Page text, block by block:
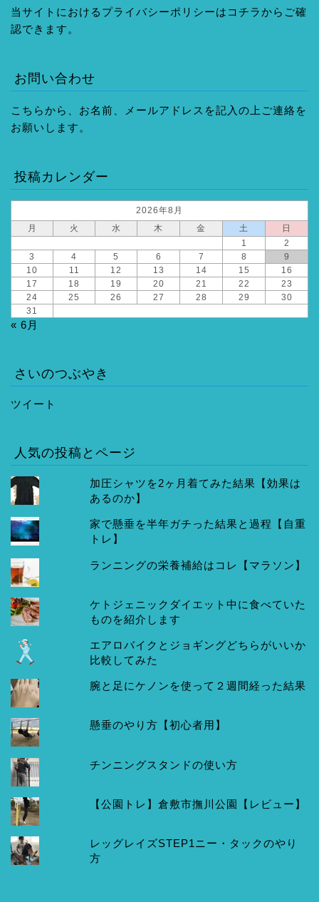
当サイトにおけるプライバシーポリシーはコチラからご確
認できます。
お問い合わせ
こちらから、お名前、メールアドレスを記入の上ご連絡を
お願いします。
投稿カレンダー
2026年8月
月
火 水 木 金 土
日
1
2
3
4 5 6 7 8
9
10
11 12 13 14 15
16
17
18 19 20 21 22
23
24
25 26 27 28 29
30
31
« 6月
さいのつぶやき
ツイート
人気の投稿とページ
加圧シャツを2ヶ月着てみた結果【効果は
あるのか】
家で懸垂を半年ガチった結果と過程【自重
トレ】
ランニングの栄養補給はコレ【マラソン】
ケトジェニックダイエット中に食べていた
ものを紹介します
エアロバイクとジョギングどちらがいいか
比較してみた
腕と足にケノンを使って２週間経った結果
懸垂のやり方【初心者用】
チンニングスタンドの使い方
【公園トレ】倉敷市撫川公園【レビュー】
レッグレイズSTEP1ニー・タックのやり
方